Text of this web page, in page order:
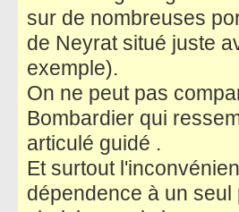
sur de nombreuses
de Neyrat situé juste
exemple).
On ne peut pas
Bombardier qui
articulé guidé .
Et surtout
dépendence à un